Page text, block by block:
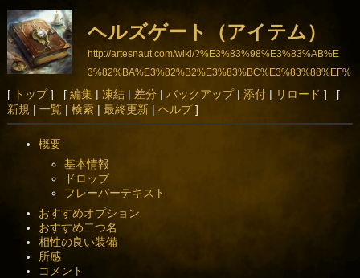
ヘルズゲート（アイテム）
http://artesnaut.com/wiki/?%E3%83%98%E3%83%AB%E
3%82%BA%E3%82%B2%E3%83%BC%E3%83%88%EF%
BC%88%E3%82%A2%E3%82%A4%E3%83%86%E3%8
3%A0%EF%BC%89
[ トップ] [ 編集| 凍結| 差分 | バックアップ| 添付| リロード ] [
新規 | 一覧 | 検索| 最終更新| ヘルプ]
概要
基本情報
ドロップ
フレーバーテキスト
おすすめオプション
おすすめ二つ名
相性の良い装備
所感
コメント